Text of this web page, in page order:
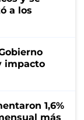
a los
impacto
1,6%
más